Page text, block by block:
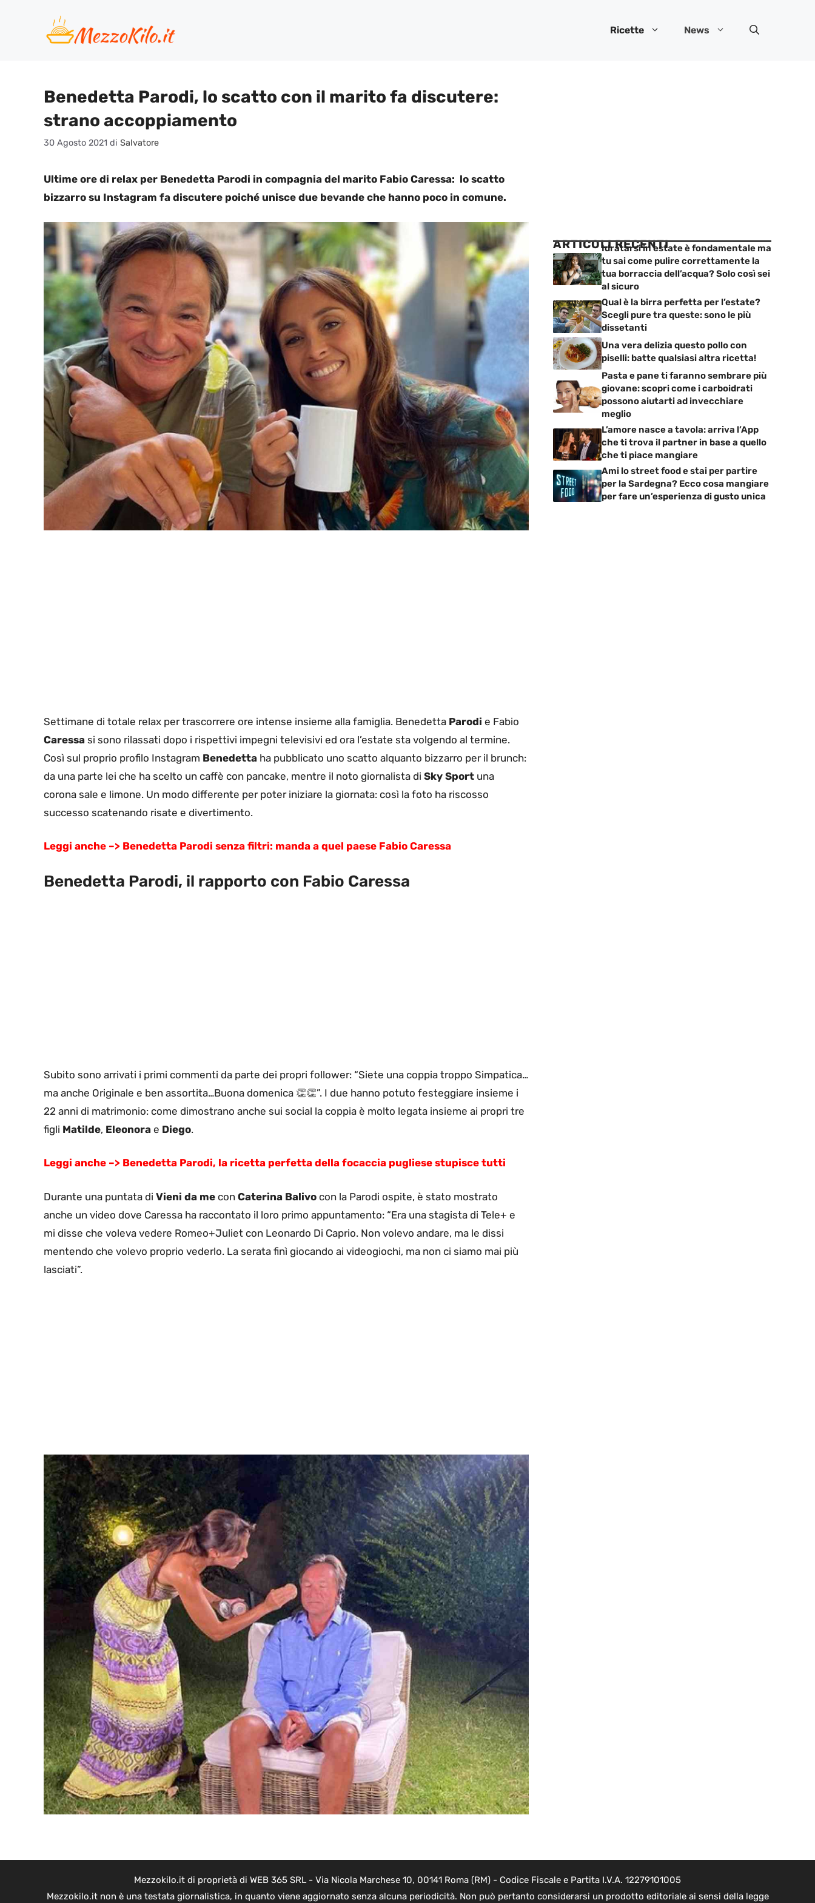
contenuto
Ricette News
Benedetta Parodi, lo scatto con il marito fa discutere:
strano accoppiamento
30 Agosto 2021 di Salvatore
Ultime ore di relax per Benedetta Parodi in compagnia del marito Fabio Caressa: lo scatto
bizzarro su Instagram fa discutere poiché unisce due bevande che hanno poco in comune.
Settimane di totale relax per trascorrere ore intense insieme alla famiglia. Benedetta Parodi e Fabio
Caressa si sono rilassati dopo i rispettivi impegni televisivi ed ora l’estate sta volgendo al termine.
Così sul proprio profilo Instagram Benedetta ha pubblicato uno scatto alquanto bizzarro per il brunch:
da una parte lei che ha scelto un caffè con pancake, mentre il noto giornalista di Sky Sport una
corona sale e limone. Un modo differente per poter iniziare la giornata: così la foto ha riscosso
successo scatenando risate e divertimento.
Leggi anche –> Benedetta Parodi senza filtri: manda a quel paese Fabio Caressa
Benedetta Parodi, il rapporto con Fabio Caressa
Subito sono arrivati i primi commenti da parte dei propri follower: “Siete una coppia troppo Simpatica…
ma anche Originale e ben assortita…Buona domenica 👏👏”. I due hanno potuto festeggiare insieme i
22 anni di matrimonio: come dimostrano anche sui social la coppia è molto legata insieme ai propri tre
figli Matilde, Eleonora e Diego.
Leggi anche –> Benedetta Parodi, la ricetta perfetta della focaccia pugliese stupisce tutti
Durante una puntata di Vieni da me con Caterina Balivo con la Parodi ospite, è stato mostrato
anche un video dove Caressa ha raccontato il loro primo appuntamento: “Era una stagista di Tele+ e
mi disse che voleva vedere Romeo+Juliet con Leonardo Di Caprio. Non volevo andare, ma le dissi
mentendo che volevo proprio vederlo. La serata finì giocando ai videogiochi, ma non ci siamo mai più
lasciati”.
ARTICOLI RECENTI
Idratarsi in estate è fondamentale ma
tu sai come pulire correttamente la
tua borraccia dell’acqua? Solo così sei
al sicuro
Qual è la birra perfetta per l’estate?
Scegli pure tra queste: sono le più
dissetanti
Una vera delizia questo pollo con
piselli: batte qualsiasi altra ricetta!
Pasta e pane ti faranno sembrare più
giovane: scopri come i carboidrati
possono aiutarti ad invecchiare
meglio
L’amore nasce a tavola: arriva l’App
che ti trova il partner in base a quello
che ti piace mangiare
Ami lo street food e stai per partire
per la Sardegna? Ecco cosa mangiare
per fare un’esperienza di gusto unica
Mezzokilo.it di proprietà di WEB 365 SRL - Via Nicola Marchese 10, 00141 Roma (RM) - Codice Fiscale e Partita I.V.A. 12279101005
Mezzokilo.it non è una testata giornalistica, in quanto viene aggiornato senza alcuna periodicità. Non può pertanto considerarsi un prodotto editoriale ai sensi della legge